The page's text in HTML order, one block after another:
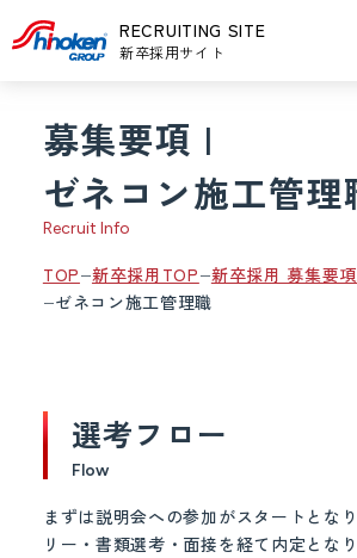
RECRUITING SITE
新卒採用サイト
募集要項 |
ゼネコン施工管理
Recruit Info
TOP 新卒採用TOP 新卒採用 募集要項
ゼネコン施工管理職
選考フロー
Flow
まずは説明会への参加がスタートとな
リー・書類選考・面接を経て内定となり